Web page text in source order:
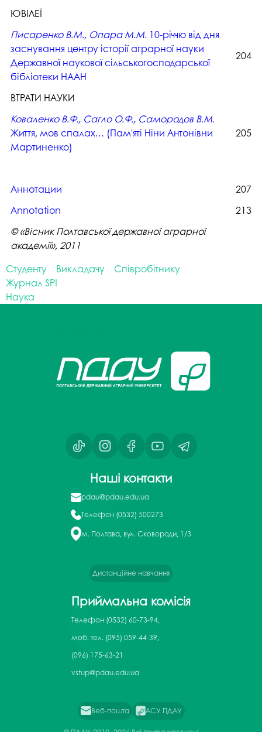
ЮВІЛЕЇ
Писаренко В.М., Опара М.М. 10-річчю від дня
заснування центру історії аграрної науки
Державної наукової сільськогосподарської
бібліотеки НААН
204
ВТРАТИ НАУКИ
Коваленко В.Ф., Сагло О.Ф., Самородов В.М.
Життя, мов спалах… (Пам'яті Ніни Антонівни
Мартиненко)
205
Аннотации
207
Аnnotation
213
© «Вісник Полтавської державної аграрної
академії», 2011
Студенту
Викладачу
Співробітнику
Журнал SPI
Наука
Наші контакти
pdau@pdau.edu.ua
Телефон (0532) 500273
м. Полтава, вул. Сковороди, 1/3
Дистанційне навчання
Приймальна комісія
Телефон (0532) 60-73-94,
моб. тел. (095) 059-44-39,
(096) 175-63-21
vstup@pdau.edu.ua
Веб-пошта АСУ ПДАУ